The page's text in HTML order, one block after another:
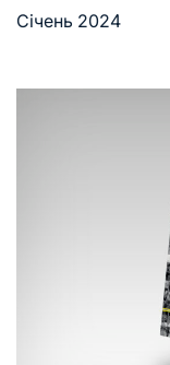
Січень 2024